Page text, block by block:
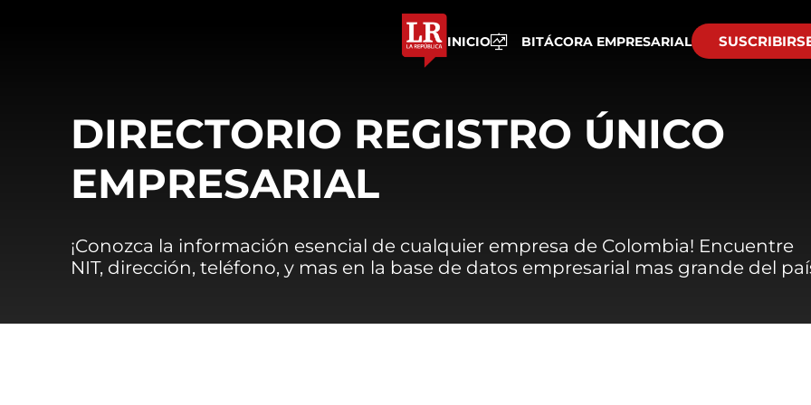
INICIO BITÁCORA EMPRESARIAL
DIRECTORIO REGISTRO ÚNICO
EMPRESARIAL
¡Conozca la información esencial de cualquier empresa de Colombia! Encuentre
NIT, dirección, teléfono, y mas en la base de datos empresarial mas grande del